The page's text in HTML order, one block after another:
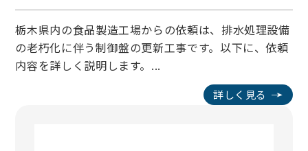
栃木県内の食品製造工場からの依頼は、排水処理設備
の老朽化に伴う制御盤の更新工事です。以下に、依頼
内容を詳しく説明します。...
詳しく見る